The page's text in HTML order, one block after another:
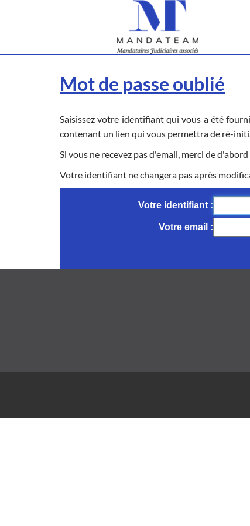
Mot de passe oublié
Saisissez votre identifiant qui vous a été
contenant un lien qui vous permettra de ré-
Si vous ne recevez pas d'email, merci de
Votre identifiant ne changera pas après
Votre identifiant
Votre email